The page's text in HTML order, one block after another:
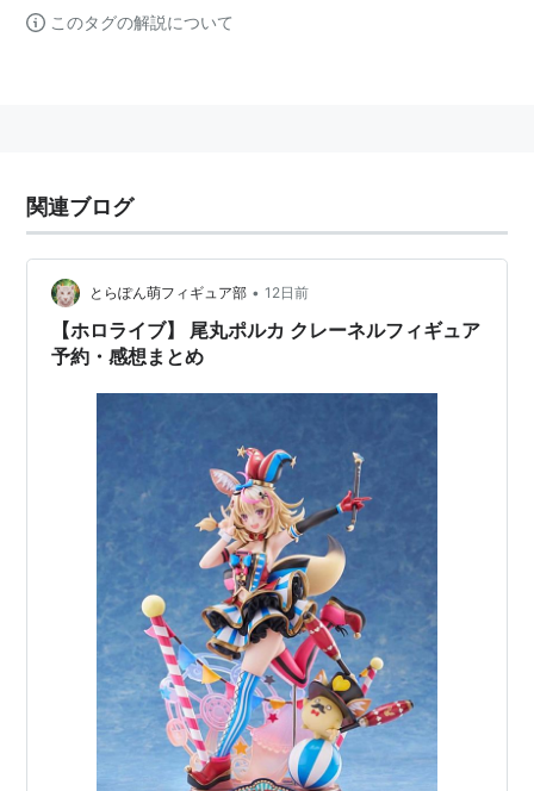
このタグの解説について
関連ブログ
とらぽん萌フィギュア部 • 12日前
【ホロライブ】 尾丸ポルカ クレーネルフィギュア
予約・感想まとめ